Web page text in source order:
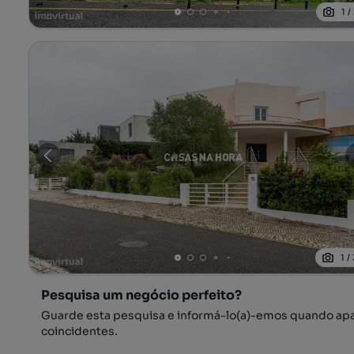
1 /
1 /
Pesquisa um negócio perfeito?
Guarde esta pesquisa e informá-lo(a)-emos quando
coincidentes.